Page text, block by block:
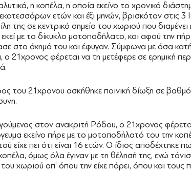
η κοπέλα, η οποία εκείνο το χρονικό
ετών και έξι μηνών, βρισκόταν στις 3
της σε κεντρικό σημείο του χωριού που
με το δίκυκλο μοτοποδήλατο, και αφού την
στο όχημά του και έφυγαν. Σύμφωνα με όσα
ο 21χρονος φέρεται να τη μετέφερε σε ερημική
του 21χρονου ασκήθηκε ποινική δίωξη σε
στον ανακριτή Ρόδου, ο 21χρονος
εκείνο πήρε με το μοτοποδήλατό του την
είχε πει ότι είναι 16 ετών. Ο ίδιος αποδέχτηκε
όμως όλα έγιναν με τη θέλησή της, ενώ
χωριού απ’ όπου την είχε πάρει, όπου και τους